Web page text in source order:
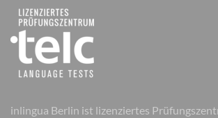
inlingua Berlin ist lizenziertes